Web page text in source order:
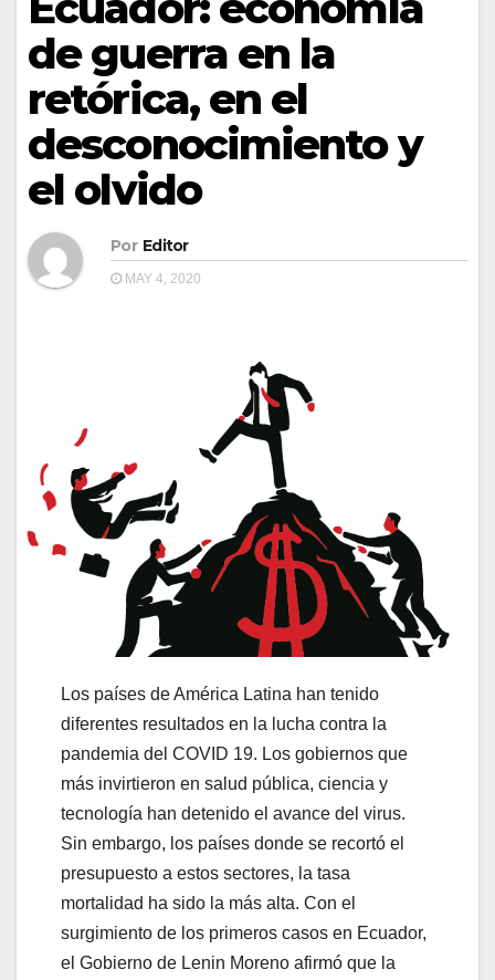
de guerra en la
retórica, en el
desconocimiento y
el olvido
Por Editor
MAY 4, 2020
Los países de América Latina han tenido
diferentes resultados en la lucha contra la
pandemia del COVID 19. Los gobiernos que
más invirtieron en salud pública, ciencia y
tecnología han detenido el avance del virus.
Sin embargo, los países donde se recortó el
presupuesto a estos sectores, la tasa
mortalidad ha sido la más alta. Con el
surgimiento de los primeros casos en Ecuador,
el Gobierno de Lenin Moreno afirmó que la